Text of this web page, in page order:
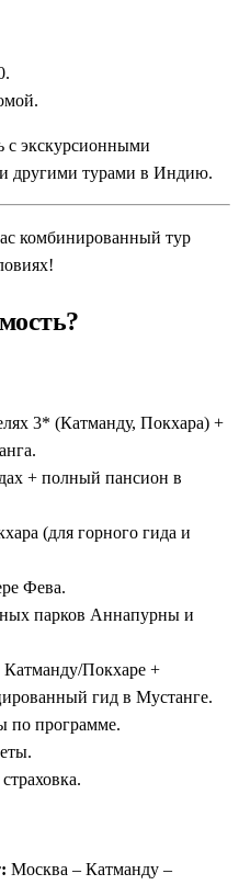
с экскурсионными
другими турами в Индию.
комбинированный тур
3* (Катманду, Покхара) +
+ полный пансион в
(для горного гида и
Фева.
парков Аннапурны и
Покхаре +
гид в Мустанге.
по программе.
Москва – Катманду –